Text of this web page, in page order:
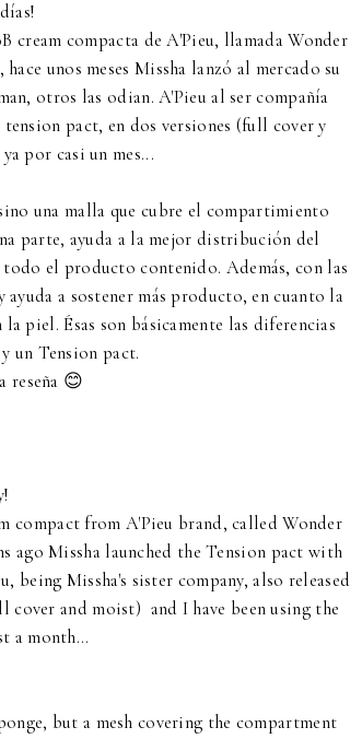
cream compacta de A'Pieu, llamada Wonder
unos meses Missha lanzó al mercado su
otros las odian. A'Pieu al ser compañía
tension pact, en dos versiones (full cover y
por casi un mes...
una malla que cubre el compartimiento
parte, ayuda a la mejor distribución del
el producto contenido. Además, con las
a sostener más producto, en cuanto la
piel. Ésas son básicamente las diferencias
un Tension pact.
reseña 😊
compact from A'Pieu brand, called Wonder
ago Missha launched the Tension pact with
being Missha's sister company, also released
and moist) and I have been using the
a month...
but a mesh covering the compartment